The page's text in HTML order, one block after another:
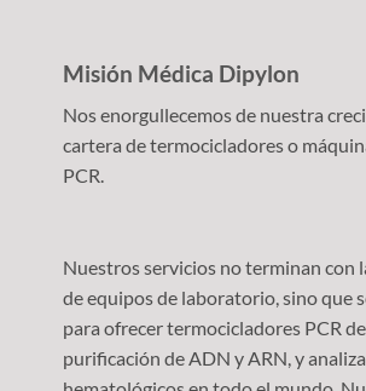
Misión Médica Dipylon
Nos enorgullecemos de nuestra
cartera de termocicladores o
PCR.
Nuestros servicios no terminan con
de equipos de laboratorio, sino que
para ofrecer termocicladores PCR
purificación de ADN y ARN, y